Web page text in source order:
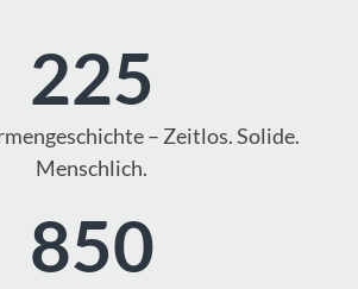
225
– Zeitlos. Solide.
Menschlich.
850